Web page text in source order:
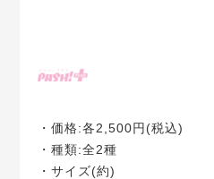
・価格:各2,500円(税込)
・種類:全2種
・サイズ(約)